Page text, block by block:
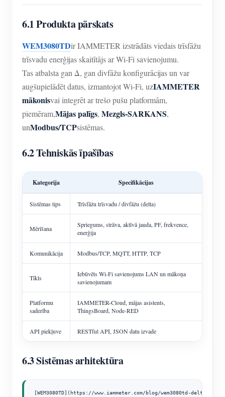
6.1 Produkta pārskats
WEM3080TDir IAMMETER izstrādāts viedais trīsfāžu
trīsvadu enerģijas skaitītājs ar Wi-Fi savienojumu.
Tas atbalsta gan Δ, gan divfāžu konfigurācijas un var
augšupielādēt datus, izmantojot Wi-Fi, uzIAMMETER
mākonisvai integrēt ar trešo pušu platformām,
piemēram,Mājas palīgs, Mezgls-SARKANS,
unModbus/TCPsistēmas.
6.2 Tehniskās īpašības
Kategorija Specifikācijas
Sistēmas tips Trīsfāžu trīsvadu / divfāžu (delta)
Mērīšana
Spriegums, strāva, aktīvā jauda, PF, frekvence,
enerģija
Komunikācija Modbus/TCP, MQTT, HTTP, TCP
Tīkls
Iebūvēts Wi-Fi savienojums LAN un mākoņa
savienojumam
Platformu
saderība
IAMMETER-Cloud, mājas asistents,
ThingsBoard, Node-RED
API piekļuve RESTful API, JSON datu izvade
6.3 Sistēmas arhitektūra
[WEM3080TD](https://www.iammeter.com/blog/wem3080td-delta-